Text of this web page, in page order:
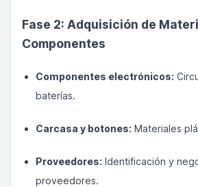
Fase 2: Adquisición de
Componentes
Componentes electrónicos:
baterías.
Carcasa y botones: Materiales
Proveedores: Identificación y
proveedores.